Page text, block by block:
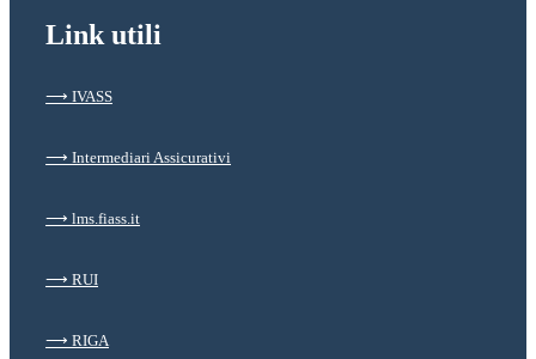
Link utili
⟶ IVASS
⟶ Intermediari Assicurativi
⟶ lms.fiass.it
⟶ RUI
⟶ RIGA